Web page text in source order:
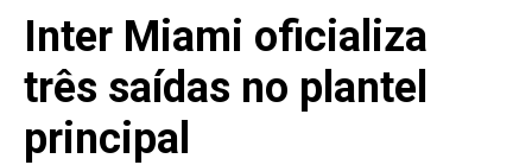
Inter Miami oficializa
três saídas no plantel
principal